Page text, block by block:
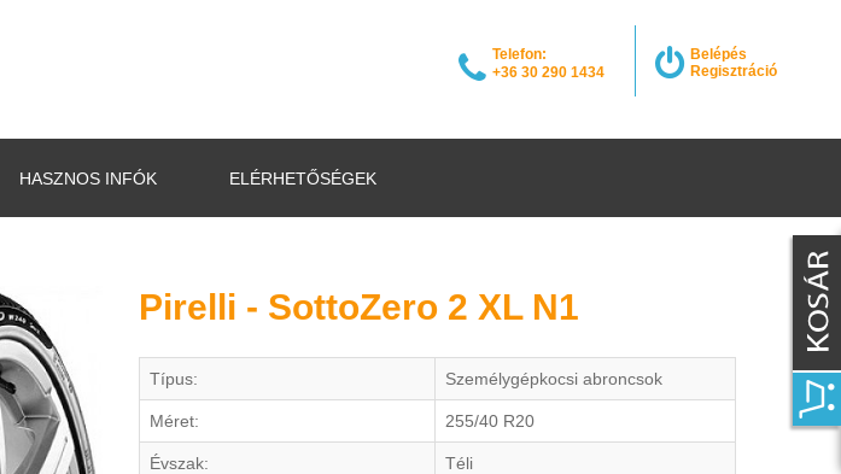
Belépés
Regisztráció
Telefon:
+36 30 290 1434
HASZNOS INFÓK ELÉRHETŐSÉGEK
Pirelli - SottoZero 2 XL N1
Típus: Személygépkocsi abroncsok
Méret: 255/40 R20
Évszak: Téli